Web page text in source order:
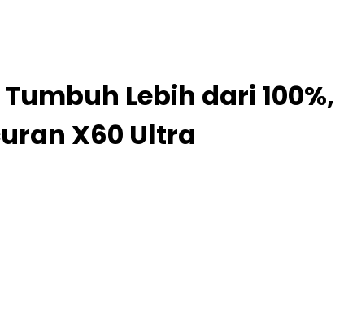
Lebih dari 100%,
X60 Ultra